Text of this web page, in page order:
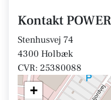
Kontakt
Stenhusvej 74
4300 Holbæk
CVR: 25380088
+